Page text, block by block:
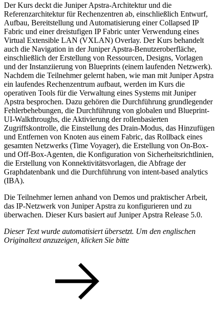
Der Kurs deckt die Juniper Apstra-Architektur und die
Referenzarchitektur für Rechenzentren ab, einschließlich Entwurf,
Aufbau, Bereitstellung und Automatisierung einer Collapsed IP
Fabric und einer dreistufigen IP Fabric unter Verwendung eines
Virtual Extensible LAN (VXLAN) Overlay. Der Kurs behandelt
auch die Navigation in der Juniper Apstra-Benutzeroberfläche,
einschließlich der Erstellung von Ressourcen, Designs, Vorlagen
und der Instanziierung von Blueprints (einem laufenden Netzwerk).
Nachdem die Teilnehmer gelernt haben, wie man mit Juniper Apstra
ein laufendes Rechenzentrum aufbaut, werden im Kurs die
operativen Tools für die Verwaltung eines Systems mit Juniper
Apstra besprochen. Dazu gehören die Durchführung grundlegender
Fehlerbehebungen, die Durchführung von globalen und Blueprint-
UI-Walkthroughs, die Aktivierung der rollenbasierten
Zugriffskontrolle, die Einstellung des Drain-Modus, das Hinzufügen
und Entfernen von Knoten aus einem Fabric, das Rollback eines
gesamten Netzwerks (Time Voyager), die Erstellung von On-Box-
und Off-Box-Agenten, die Konfiguration von Sicherheitsrichtlinien,
die Erstellung von Konnektivitätsvorlagen, die Abfrage der
Graphdatenbank und die Durchführung von intent-based analytics
(IBA).
Die Teilnehmer lernen anhand von Demos und praktischer Arbeit,
das IP-Netzwerk von Juniper Apstra zu konfigurieren und zu
überwachen. Dieser Kurs basiert auf Juniper Apstra Release 5.0.
Dieser Text wurde automatisiert übersetzt. Um den englischen
Originaltext anzuzeigen, klicken Sie bitte